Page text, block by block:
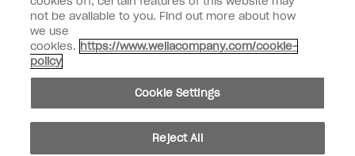
facebook instagram pinterest youtube
No compartir ni vender información personal
© Copyright 2024, Wella Operations US LLC, Todos los derechos reservados.
not be available to you. Find out more about how
we use
cookies. https://www.wellacompany.com/cookie-
policy
Cookie Settings
Reject All